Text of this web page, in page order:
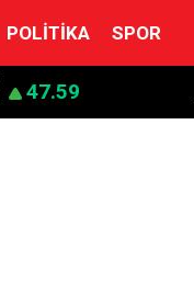
POLITIKA SPOR
47.59